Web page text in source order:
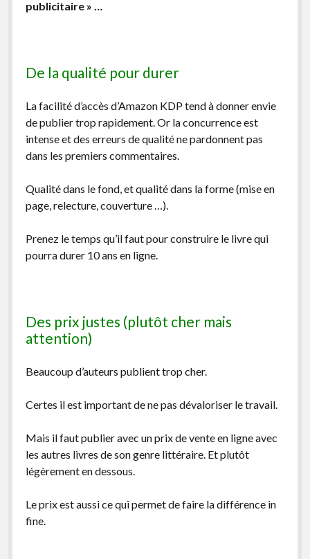
publicitaire » …
De la qualité pour durer
La facilité d’accès d’Amazon KDP tend à donner envie
de publier trop rapidement. Or la concurrence est
intense et des erreurs de qualité ne pardonnent pas
dans les premiers commentaires.
Qualité dans le fond, et qualité dans la forme (mise en
page, relecture, couverture …).
Prenez le temps qu’il faut pour construire le livre qui
pourra durer 10 ans en ligne.
Des prix justes (plutôt cher mais
attention)
Beaucoup d’auteurs publient trop cher.
Certes il est important de ne pas dévaloriser le travail.
Mais il faut publier avec un prix de vente en ligne avec
les autres livres de son genre littéraire. Et plutôt
légèrement en dessous.
Le prix est aussi ce qui permet de faire la différence in
fine.